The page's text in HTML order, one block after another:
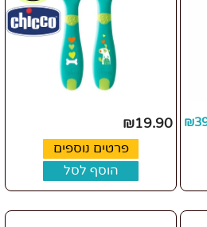
₪
₪19.90
פרטים נוספים
הוסף לסל